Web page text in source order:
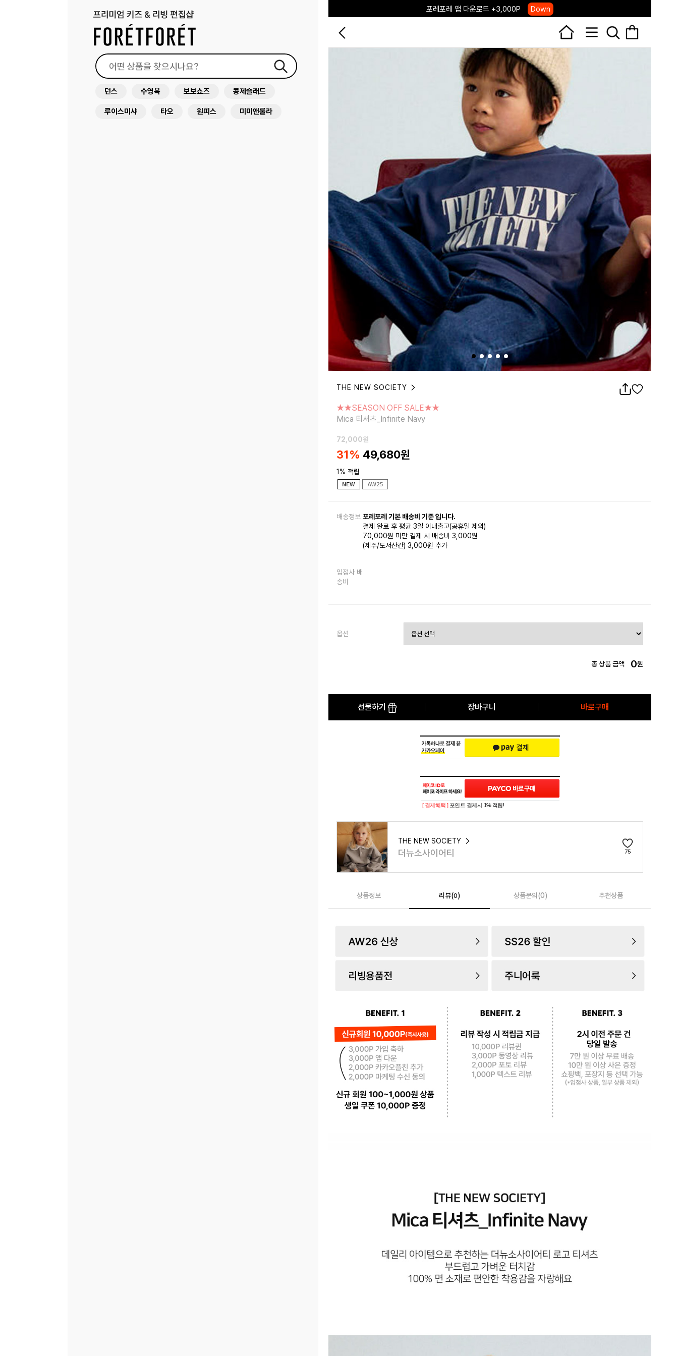
포레포레 앱 다운로드 +3,000P Down
Click
THE NEW SOCIETY
Mica 티셔츠_Infinite Navy
★★SEASON OFF SALE★★
Mica 티셔츠_Infinite Navy
72,000원
31% 49,680원
1% 적립
배송정보 포레포레 기본 배송비 기준 입니다.
결제 완료 후 평균 3일 이내출고(공휴일 제외)
70,000원 미만 결제 시 배송비 3,000원
(제주/도서산간) 3,000원 추가
입점사 배
송비
옵션
총 상품 금액 0원
선물하기 장바구니 바로구매
페이코 ID로 페
PAYCO 바로구매
[ 결제혜택 ] 포인트 결제시 1% 적립!
THE NEW SOCIETY
더뉴소사이어티 75
상품정보 리뷰(0) 상품문의(0) 추천상품
던스 수영복 보보쇼즈 콩제슬래드
루이스미샤 타오 원피스 미미앤룰라